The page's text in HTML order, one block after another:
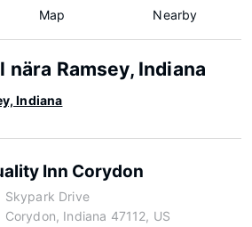
Map Nearby
Ramsey, Indiana
Indiana
Inn Corydon
Skypark Drive
Corydon, Indiana 47112, US